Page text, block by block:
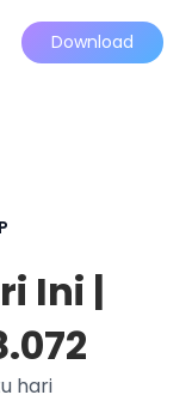
Download
Ini |
hari